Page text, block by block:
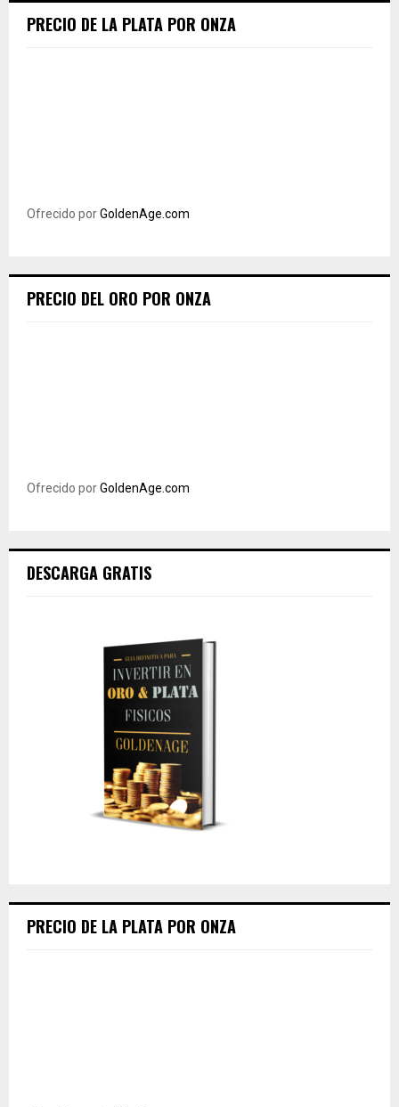
PRECIO DE LA PLATA POR ONZA
Ofrecido porGoldenAge.com
PRECIO DEL ORO POR ONZA
Ofrecido porGoldenAge.com
DESCARGA GRATIS
PRECIO DE LA PLATA POR ONZA